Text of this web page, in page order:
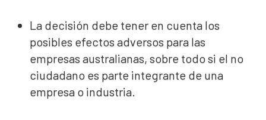
La decisión debe tener en cuenta los
posibles efectos adversos para las
empresas australianas, sobre todo si el no
ciudadano es parte integrante de una
empresa o industria.